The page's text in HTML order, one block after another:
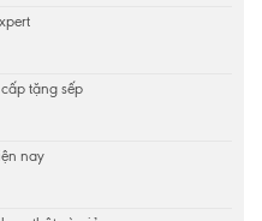
tặng sếp
nay